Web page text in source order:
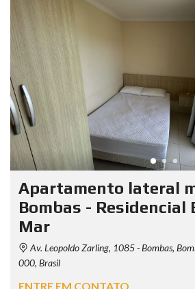
Apartamento lateral
Bombas - Residencial
Mar
Av. Leopoldo Zarling, 1085 - Bombas,
000, Brasil
ENTRE EM CONTATO